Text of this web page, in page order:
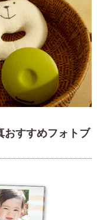
おすすめフォトブ